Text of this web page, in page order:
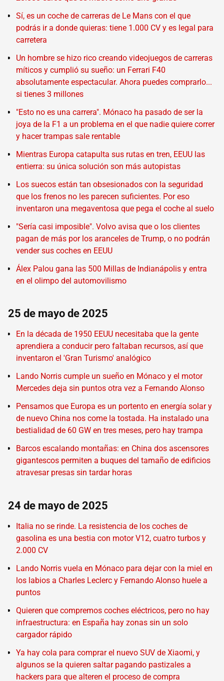
Sí, es un coche de carreras de Le Mans con el que
podrás ir a donde quieras: tiene 1.000 CV y es legal para
carretera
Un hombre se hizo rico creando videojuegos de carreras
míticos y cumplió su sueño: un Ferrari F40
absolutamente espectacular. Ahora puedes comprarlo...
si tienes 3 millones
"Esto no es una carrera". Mónaco ha pasado de ser la
joya de la F1 a un problema en el que nadie quiere correr
y hacer trampas sale rentable
Mientras Europa catapulta sus rutas en tren, EEUU las
entierra: su única solución son más autopistas
Los suecos están tan obsesionados con la seguridad
que los frenos no les parecen suficientes. Por eso
inventaron una megaventosa que pega el coche al suelo
"Sería casi imposible". Volvo avisa que o los clientes
pagan de más por los aranceles de Trump, o no podrán
vender sus coches en EEUU
Álex Palou gana las 500 Millas de Indianápolis y entra
en el olimpo del automovilismo
25 de mayo de 2025
En la década de 1950 EEUU necesitaba que la gente
aprendiera a conducir pero faltaban recursos, así que
inventaron el 'Gran Turismo' analógico
Lando Norris cumple un sueño en Mónaco y el motor
Mercedes deja sin puntos otra vez a Fernando Alonso
Pensamos que Europa es un portento en energía solar y
de nuevo China nos come la tostada. Ha instalado una
bestialidad de 60 GW en tres meses, pero hay trampa
Barcos escalando montañas: en China dos ascensores
gigantescos permiten a buques del tamaño de edificios
atravesar presas sin tardar horas
24 de mayo de 2025
Italia no se rinde. La resistencia de los coches de
gasolina es una bestia con motor V12, cuatro turbos y
2.000 CV
Lando Norris vuela en Mónaco para dejar con la miel en
los labios a Charles Leclerc y Fernando Alonso huele a
puntos
Quieren que compremos coches eléctricos, pero no hay
infraestructura: en España hay zonas sin un solo
cargador rápido
Ya hay cola para comprar el nuevo SUV de Xiaomi, y
algunos se la quieren saltar pagando pastizales a
hackers para que alteren el proceso de compra